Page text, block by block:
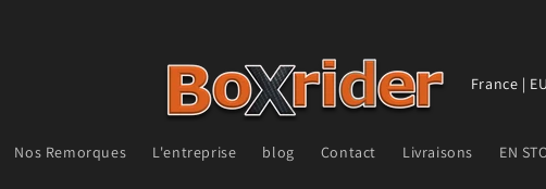
Nos Remorques L'entreprise blog Contact Livraisons EN
y